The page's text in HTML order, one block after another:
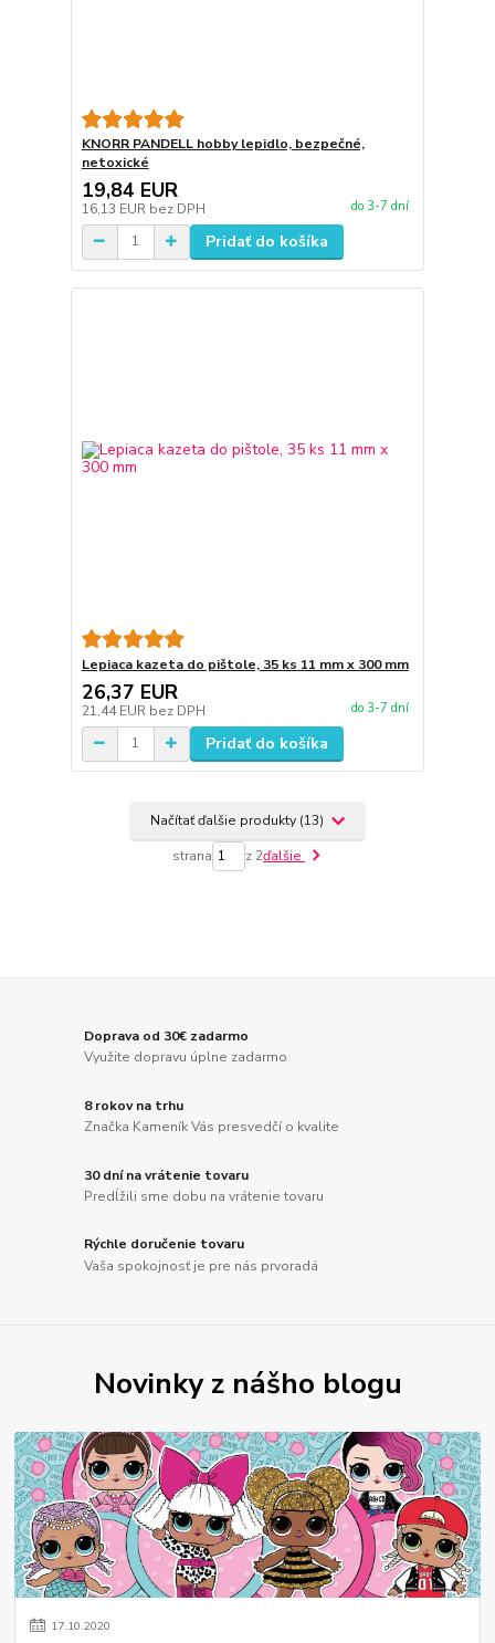
KNORR PANDELL hobby lepidlo, bezpečné,
netoxické
19,84 EUR
16,13 EUR bez DPH do 3-7 dní
Pridať do košíka
Lepiaca kazeta do pištole, 35 ks 11 mm x 300 mm
26,37 EUR
21,44 EUR bez DPH do 3-7 dní
Pridať do košíka
Načítať ďalšie produkty (13)
strana z 2ďalšie
Doprava od 30€ zadarmo
Využite dopravu úplne zadarmo
8 rokov na trhu
Značka Kameník Vás presvedčí o kvalite
30 dní na vrátenie tovaru
Predĺžili sme dobu na vrátenie tovaru
Rýchle doručenie tovaru
Vaša spokojnosť je pre nás prvoradá
Novinky z nášho blogu
17.10.2020